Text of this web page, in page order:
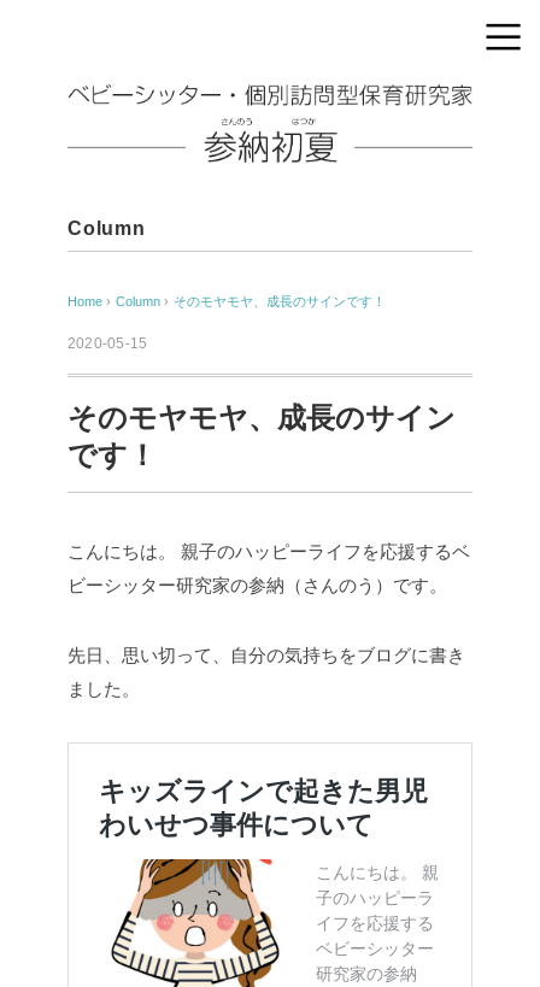
Column
Home › Column › そのモヤモヤ、成長のサインです！
2020-05-15
そのモヤモヤ、成長のサイン
です！
こんにちは。
親子のハッピーライフを応援するベ
ビーシッター研究家の参納（さんのう）です。
先日、思い切って、自分の気持ちをブログに書き
ました。